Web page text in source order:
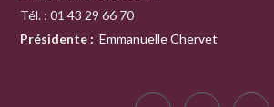
Tél. : 01 43 29 66 70
Présidente : Emmanuelle Chervet